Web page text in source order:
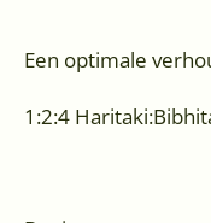
Een optimale
1:2:4